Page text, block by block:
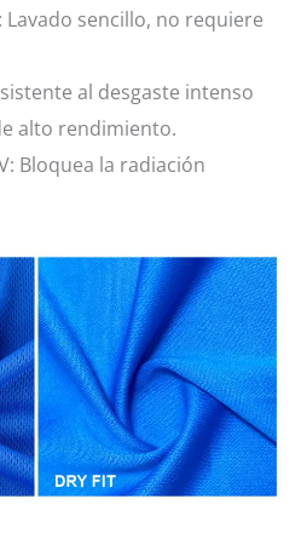
Lavado sencillo, no requiere
al desgaste intenso
alto rendimiento.
Bloquea la radiación